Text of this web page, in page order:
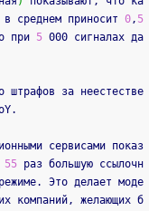
в среднем приносит 0, 5
при 5 000 сигналах да
штрафов за неестестве
сервисами показ
55 раз большую ссылочн
Это делает моде
компаний, желающих б